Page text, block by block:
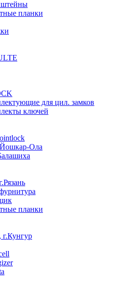
планки
для цил. замков
ключей
Ола
планки
г.Кунгур